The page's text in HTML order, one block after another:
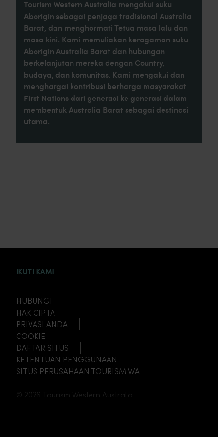
terdaftar sebagai Warisan Dunia menunggu.
Tourism Western Australia mengakui suku
Aborigin sebagai penjaga tradisional Australia
Barat, dan menghormati Tetua masa lalu dan
masa kini. Kami memuliakan keragaman suku
Aborigin Australia Barat dan hubungan
berkelanjutan mereka dengan Country,
budaya, dan komunitas. Kami mengakui dan
menghargai kontribusi berharga masyarakat
First Nations dari generasi ke generasi dalam
membentuk Australia Barat sebagai destinasi
utama.
IKUTI KAMI
HUBUNGI
HAK CIPTA
PRIVASI ANDA
COOKIE
DAFTAR SITUS
KETENTUAN PENGGUNAAN
SITUS PERUSAHAAN TOURISM WA
© 2026 Tourism Western Australia